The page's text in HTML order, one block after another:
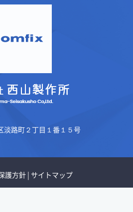
淡路町２丁目１番１５号
護方針 | サイトマップ